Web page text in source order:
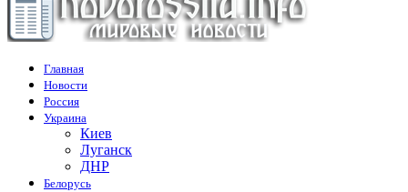
Главная
Новости
Россия
Украина
Киев
Луганск
ДНР
Белорусь